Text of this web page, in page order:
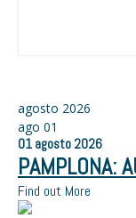
agosto 2026
ago 01
01 agosto 2026
PAMPLONA:
Find out More